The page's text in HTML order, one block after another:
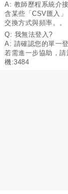
A: 教師歷程系統介
含某些「CSV匯入
交換方式與頻率。。
Q: 我無法登入?
A: 請確認您的單一
若需進一步協助，
機:3484